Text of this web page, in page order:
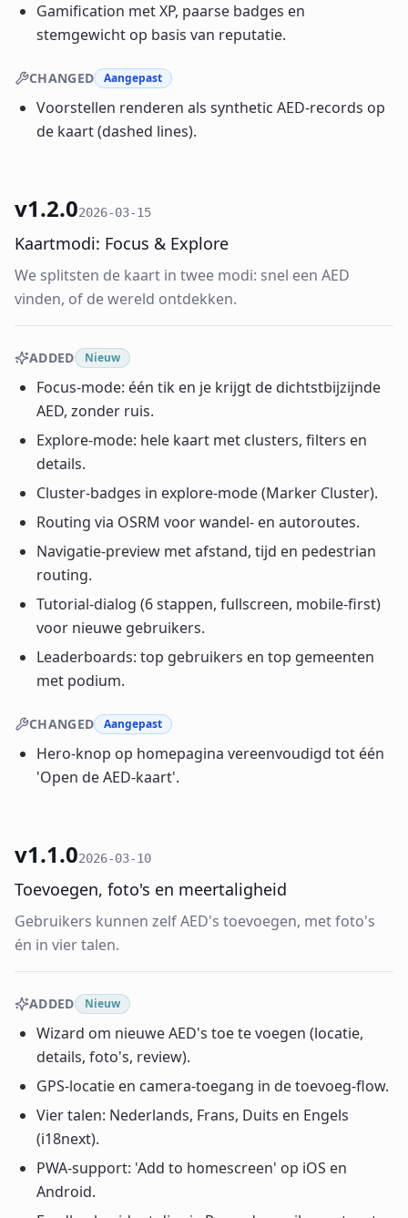
Gamification met XP, paarse badges en
stemgewicht op basis van reputatie.
CHANGED Aangepast
Voorstellen renderen als synthetic AED-records op
de kaart (dashed lines).
v1.2.02026-03-15
Kaartmodi: Focus & Explore
We splitsten de kaart in twee modi: snel een AED
vinden, of de wereld ontdekken.
ADDED Nieuw
Focus-mode: één tik en je krijgt de dichtstbijzijnde
AED, zonder ruis.
Explore-mode: hele kaart met clusters, filters en
details.
Cluster-badges in explore-mode (Marker Cluster).
Routing via OSRM voor wandel- en autoroutes.
Navigatie-preview met afstand, tijd en pedestrian
routing.
Tutorial-dialog (6 stappen, fullscreen, mobile-first)
voor nieuwe gebruikers.
Leaderboards: top gebruikers en top gemeenten
met podium.
CHANGED Aangepast
Hero-knop op homepagina vereenvoudigd tot één
'Open de AED-kaart'.
v1.1.02026-03-10
Toevoegen, foto's en meertaligheid
Gebruikers kunnen zelf AED's toevoegen, met foto's
én in vier talen.
ADDED Nieuw
Wizard om nieuwe AED's toe te voegen (locatie,
details, foto's, review).
GPS-locatie en camera-toegang in de toevoeg-flow.
Vier talen: Nederlands, Frans, Duits en Engels
(i18next).
PWA-support: 'Add to homescreen' op iOS en
Android.